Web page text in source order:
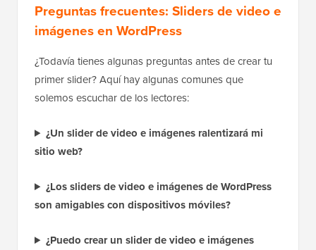
Preguntas frecuentes: Sliders de video e
imágenes en WordPress
¿Todavía tienes algunas preguntas antes de crear tu
primer slider? Aquí hay algunas comunes que
solemos escuchar de los lectores:
¿Un slider de video e imágenes ralentizará mi
sitio web?
¿Los sliders de video e imágenes de WordPress
son amigables con dispositivos móviles?
¿Puedo crear un slider de video e imágenes